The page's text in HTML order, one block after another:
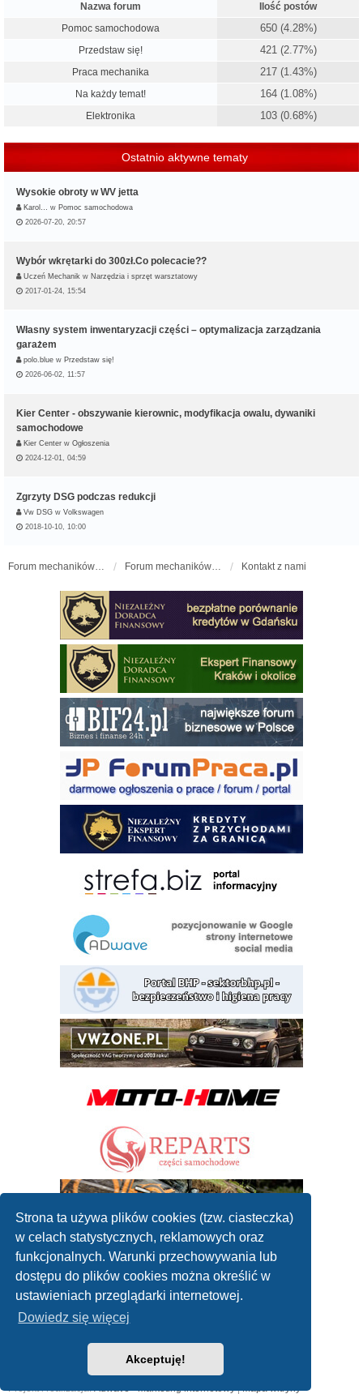
Strona ta używa plików cookies (tzw. ciasteczka)
w celach statystycznych, reklamowych oraz
funkcjonalnych. Warunki przechowywania lub
dostępu do plików cookies można określić w
ustawieniach przeglądarki internetowej.
Dowiedz się więcej
Akceptuję!
Nazwa forum
Ilość postów
Pomoc samochodowa
650 (4.28%)
Przedstaw się! 421 (2.77%)
Praca mechanika 217 (1.43%)
Na każdy temat! 164 (1.08%)
Elektronika 103 (0.68%)
Ostatnio aktywne tematy
Wysokie obroty w WV jetta
Karol… w Pomoc samochodowa
2026-07-20, 20:57
Wybór wkrętarki do 300zł.Co polecacie??
Uczeń Mechanik w Narzędzia i sprzęt warsztatowy
2017-01-24, 15:54
Własny system inwentaryzacji części – optymalizacja zarządzania
garażem
polo.blue w Przedstaw się!
2026-06-02, 11:57
Kier Center - obszywanie kierownic, modyfikacja owalu, dywaniki
samochodowe
Kier Center w Ogłoszenia
2024-12-01, 04:59
Zgrzyty DSG podczas redukcji
Vw DSG w Volkswagen
2018-10-10, 10:00
Forum mechaników samochodowych - forum-mechaniczne.pl Forum mechaników samochodowych Kontakt z nami
Forum mechaników samochodowych
Współpraca: reklamanaportalu@gmail.com
Projekt i realizacja:Adwave - marketing internetowy|Mapa witryny